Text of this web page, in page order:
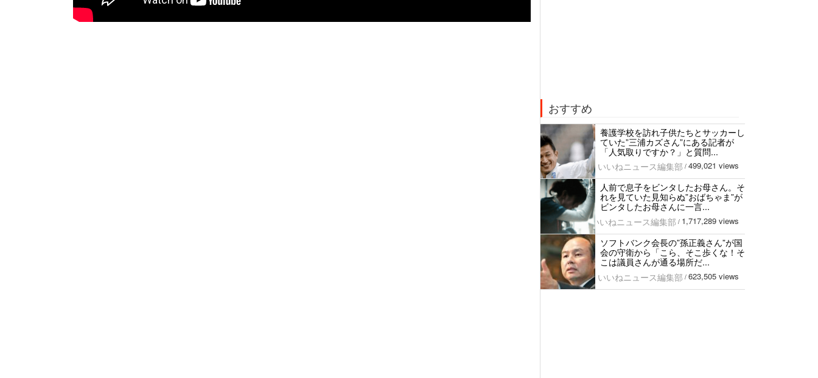
おすすめ
養護学校を訪れ子供たちとサッカーし
ていた”三浦カズさん”にある記者が
「人気取りですか？」と質問...
いいねニュース編集部 / 499,021 views
人前で息子をビンタしたお母さん。そ
れを見ていた見知らぬ”おばちゃま”が
ビンタしたお母さんに一言...
いいねニュース編集部 / 1,717,289 views
ソフトバンク会長の”孫正義さん”が国
会の守衛から「こら、そこ歩くな！そ
こは議員さんが通る場所だ...
いいねニュース編集部 / 623,505 views